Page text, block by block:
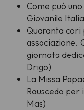
Come può
Giovanile
Quaranta cori
associazione.
giornata
Drigo)
La Missa
Rauscedo per
Mas)